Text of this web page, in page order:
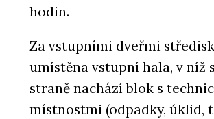
hodin.
Za vstupními dveřmi
umístěna vstupní hala, v níž
straně nachází blok s
místnostmi (odpadky, úklid,